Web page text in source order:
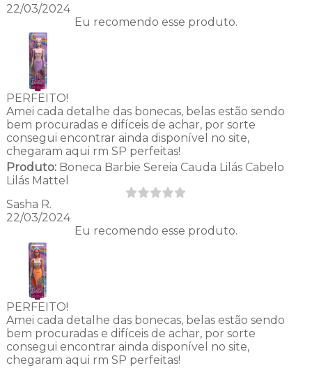
22/03/2024
Eu recomendo esse produto.
PERFEITO!
Amei cada detalhe das bonecas, belas estão sendo
bem procuradas e difíceis de achar, por sorte
consegui encontrar ainda disponível no site,
chegaram aqui rm SP perfeitas!
Produto:Boneca Barbie Sereia Cauda Lilás Cabelo
Lilás Mattel
Sasha R.
22/03/2024
Eu recomendo esse produto.
PERFEITO!
Amei cada detalhe das bonecas, belas estão sendo
bem procuradas e difíceis de achar, por sorte
consegui encontrar ainda disponível no site,
chegaram aqui rm SP perfeitas!